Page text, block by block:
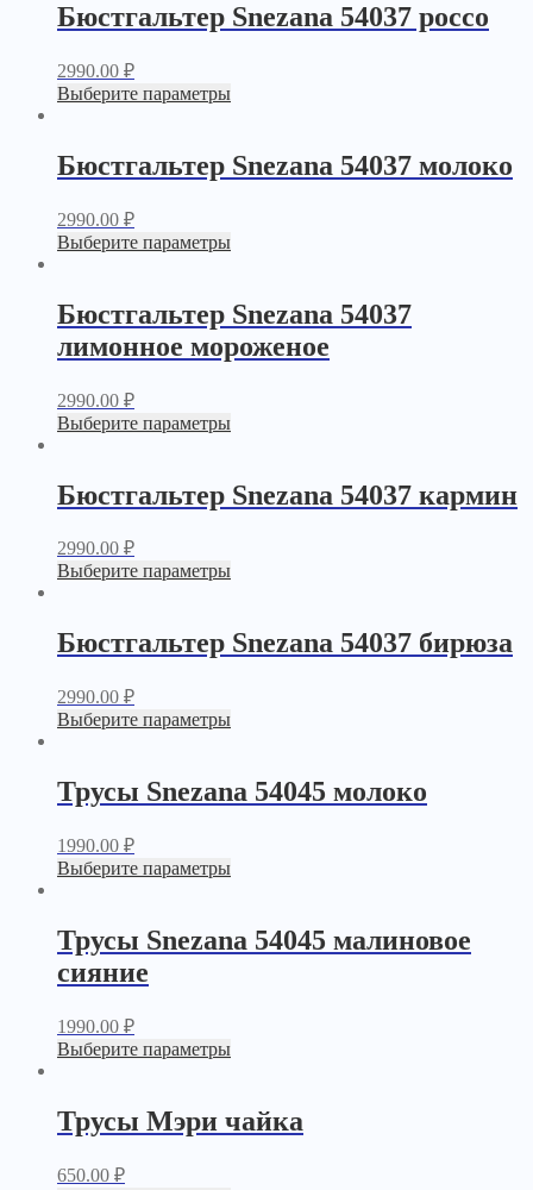
Бюстгальтер Snezana 54037 россо
2990.00 ₽
Выберите параметры
Бюстгальтер Snezana 54037 молоко
2990.00 ₽
Выберите параметры
Бюстгальтер Snezana 54037
лимонное мороженое
2990.00 ₽
Выберите параметры
Бюстгальтер Snezana 54037 кармин
2990.00 ₽
Выберите параметры
Бюстгальтер Snezana 54037 бирюза
2990.00 ₽
Выберите параметры
Трусы Snezana 54045 молоко
1990.00 ₽
Выберите параметры
Трусы Snezana 54045 малиновое
сияние
1990.00 ₽
Выберите параметры
Трусы Мэри чайка
650.00 ₽